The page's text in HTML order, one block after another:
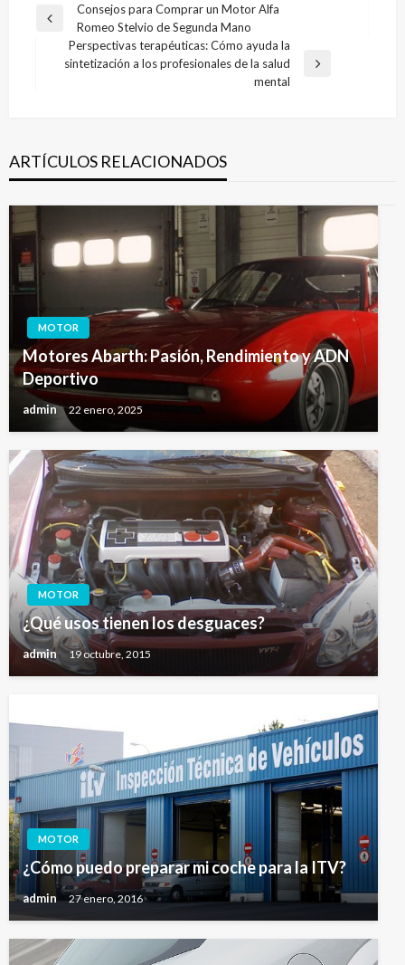
Navegación
entradas
Entrada
anterior
Consejos para Comprar un Motor Alfa
Romeo Stelvio de Segunda Mano
Entrada
Perspectivas terapéuticas: Cómo ayuda la
sintetización a los profesionales de la salud
mental
ARTÍCULOS RELACIONADOS
MOTOR
Motores Abarth: Pasión, Rendimiento y ADN
Deportivo
admin 22 enero, 2025
MOTOR
¿Qué usos tienen los desguaces?
admin 19 octubre, 2015
MOTOR
¿Cómo puedo preparar mi coche para la ITV?
admin 27 enero, 2016